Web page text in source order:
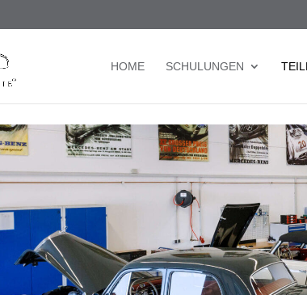
HOME SCHULUNGEN